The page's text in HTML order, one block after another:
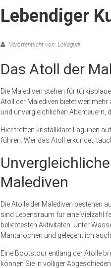
Lebendiger
Veröffentlicht von: Lokagudi
Das Atoll der
Die Malediven stehen für
Atoll der Malediven bietet weit
und unvergleichlichen Abenteuern,
Hier treffen kristallklare Lagunen
führen. Wer das Atoll erkundet,
Malediven
Die Atolle der Malediven bestehen
sind Lebensraum für eine Vielzahl
beliebtesten Aktivitäten. Unter
Mantarochen und gelegentlich
Eine Bootstour entlang der Atolle
können Sie in völliger